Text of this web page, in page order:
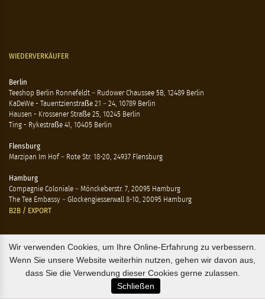
WIEDERVERKÄUFER
Berlin
Teeshop Berlin Ronnefeldt – Rudower Chaussee 5B, 12489 Berlin
KaDeWe - Tauentzienstraße 21 – 24, 10789 Berlin
Hausen - Krossener Straße 25, 10245 Berlin
Ting - Rykestraße 41, 10405 Berlin
Flensburg
Marzipan Im Hof – Rote Str. 18-20, 24937 Flensburg
Hamburg
Compagnie Coloniale – Mönckeberstr. 7, 20095 Hamburg
The Tea Embassy – Glockengiesserwall 8-10, 20095 Hamburg
B2B / EXPORT
sales@osterlandsk.dk
PRIVATER VERBRAUCHER / WEBSHOP
Wir verwenden Cookies, um Ihre Online-Erfahrung zu verbessern.
Wenn Sie unsere Website weiterhin nutzen, gehen wir davon aus,
dass Sie die Verwendung dieser Cookies gerne zulassen.
Schließen